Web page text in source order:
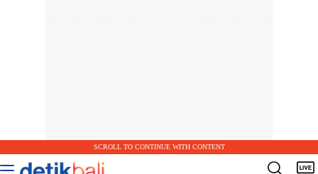
SCROLL TO CONTINUE WITH CONTENT